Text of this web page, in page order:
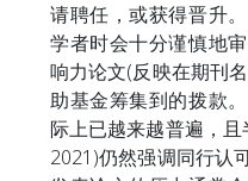
请聘任，或获得晋升
学者时会十分谨慎地
响力论文(反映在期刊
助基金筹集到的拨款
际上已越来越普遍，
2021)仍然强调同行认